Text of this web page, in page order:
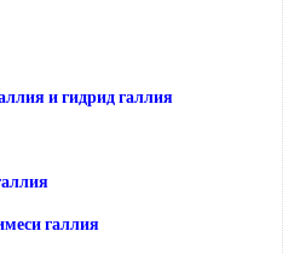
и гидрид галлия
галлия